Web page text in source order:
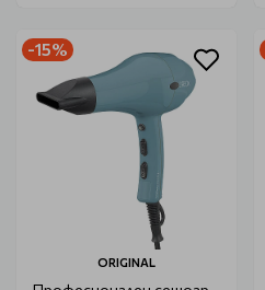
-15%
ORIGINAL